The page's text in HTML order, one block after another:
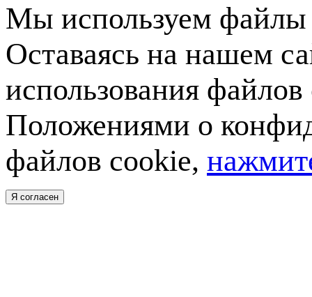
Мы используем файлы
Оставаясь на нашем
использования
Положениями о
файлов cookie,
Я согласен